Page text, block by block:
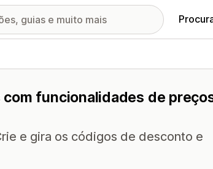
funcionalidades de
e gira os códigos de desconto e